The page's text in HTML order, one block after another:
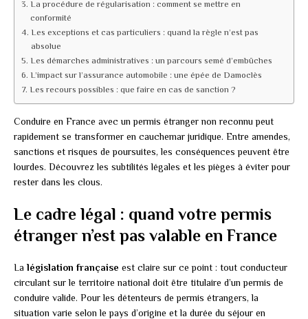
La procédure de régularisation : comment se mettre en
conformité
Les exceptions et cas particuliers : quand la règle n’est pas
absolue
Les démarches administratives : un parcours semé d’embûches
L’impact sur l’assurance automobile : une épée de Damoclès
Les recours possibles : que faire en cas de sanction ?
Conduire en France avec un permis étranger non reconnu peut
rapidement se transformer en cauchemar juridique. Entre amendes,
sanctions et risques de poursuites, les conséquences peuvent être
lourdes. Découvrez les subtilités légales et les pièges à éviter pour
rester dans les clous.
Le cadre légal : quand votre permis
étranger n’est pas valable en France
La législation française est claire sur ce point : tout conducteur
circulant sur le territoire national doit être titulaire d’un permis de
conduire valide. Pour les détenteurs de permis étrangers, la
situation varie selon le pays d’origine et la durée du séjour en